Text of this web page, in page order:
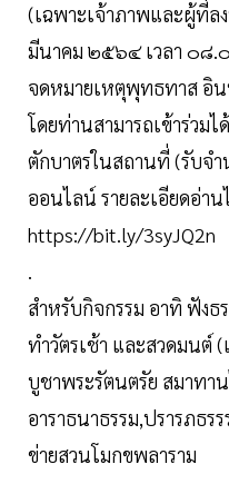
(เฉพาะเจ้าภาพและผู้ที่
มีนาคม ๒๕๖๔ เวลา ๐๘
จดหมายเหตุพุทธทาส อิ
โดยท่านสามารถเข้าร่วม
ตักบาตรในสถานที่ (รับจำ
ออนไลน์ รายละเอียดอ่าน
https://bit.ly/3syJQ2n
.
สำหรับกิจกรรม อาทิ ฟังธ
ทำวัตรเช้า และสวดมนต์
บูชาพระรัตนตรัย สมาทา
อาราธนาธรรม,ปรารภธร
ข่ายสวนโมกขพลาราม